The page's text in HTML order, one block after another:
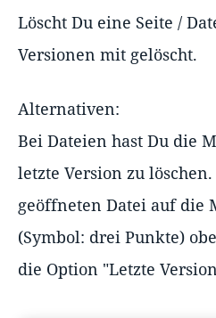
Löscht Du eine Seite /
Versionen mit gelöscht.
Alternativen:
Bei Dateien hast Du die
letzte Version zu
geöffneten Datei auf die
(Symbol: drei Punkte)
die Option "Letzte